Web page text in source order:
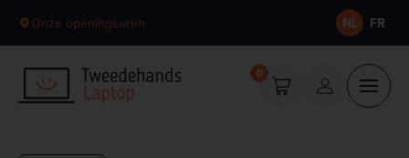
Onze openingsuren NL FR
0